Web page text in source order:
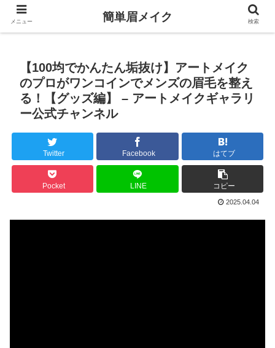
【100均でかんたん垢抜け】アートメイク
のプロがワンコインでメンズの眉毛を整え
る！【グッズ編】 – アートメイクギャラリ
ー公式チャンネル
Twitter Facebook はてブ
Pocket LINE コピー
2025.04.04
メニュー 簡単眉メイク 検索